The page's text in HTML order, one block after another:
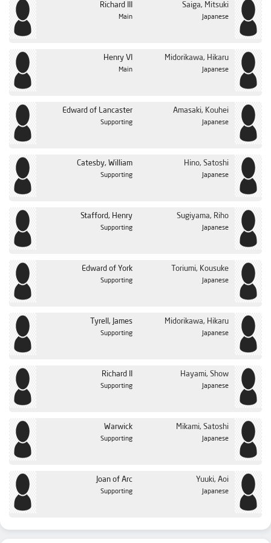
الحلقة 24
Richard III
Main
Saiga, Mitsuki
Japanese
Henry VI
Main
Midorikawa, Hikaru
Japanese
Edward of Lancaster
Supporting
Amasaki, Kouhei
Japanese
Catesby, William
Supporting
Hino, Satoshi
Japanese
Stafford, Henry
Supporting
Sugiyama, Riho
Japanese
Edward of York
Supporting
Toriumi, Kousuke
Japanese
Tyrell, James
Supporting
Midorikawa, Hikaru
Japanese
Richard II
Supporting
Hayami, Show
Japanese
Warwick
Supporting
Mikami, Satoshi
Japanese
Joan of Arc
Supporting
Yuuki, Aoi
Japanese